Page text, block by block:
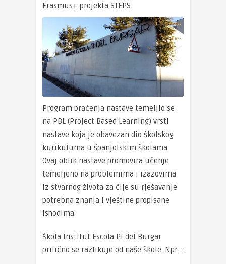
Erasmus+ projekta STEPS.
Program praćenja nastave temeljio se
na PBL (Project Based Learning) vrsti
nastave koja je obavezan dio školskog
kurikuluma u španjolskim školama.
Ovaj oblik nastave promovira učenje
temeljeno na problemima i izazovima
iz stvarnog života za čije su rješavanje
potrebna znanja i vještine propisane
ishodima.
Škola Institut Escola Pi del Burgar
prilično se razlikuje od naše škole. Npr. :